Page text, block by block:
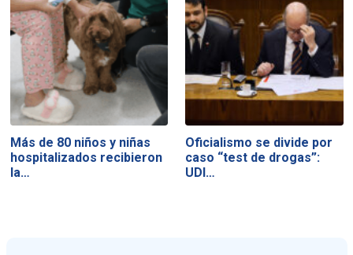
Más de 80 niños y niñas
hospitalizados recibieron
la…
Oficialismo se divide por
caso “test de drogas”:
UDI…